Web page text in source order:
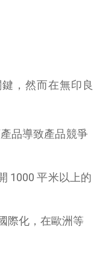
，然而在無印良
品導致產品競爭
1000 平米以上的
際化，在歐洲等